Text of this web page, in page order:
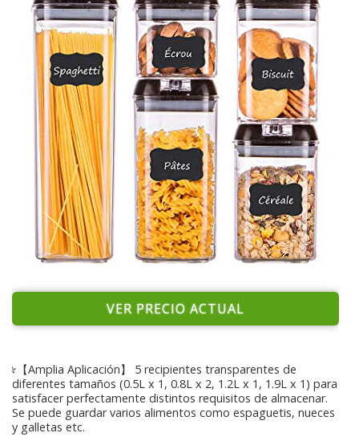
VER PRECIO ACTUAL
✮【Amplia Aplicación】 5 recipientes transparentes de
diferentes tamaños (0.5L x 1, 0.8L x 2, 1.2L x 1, 1.9L x 1) para
satisfacer perfectamente distintos requisitos de almacenar.
Se puede guardar varios alimentos como espaguetis, nueces
y galletas etc.